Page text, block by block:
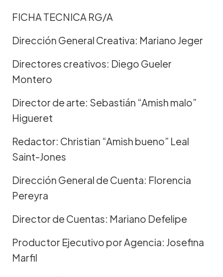
FICHA TECNICA RG/A
Dirección General Creativa: Mariano Jeger
Directores creativos: Diego Gueler
Montero
Director de arte: Sebastián “Amish malo”
Higueret
Redactor: Christian “Amish bueno” Leal
Saint-Jones
Dirección General de Cuenta: Florencia
Pereyra
Director de Cuentas: Mariano Defelipe
Productor Ejecutivo por Agencia: Josefina
Marfil